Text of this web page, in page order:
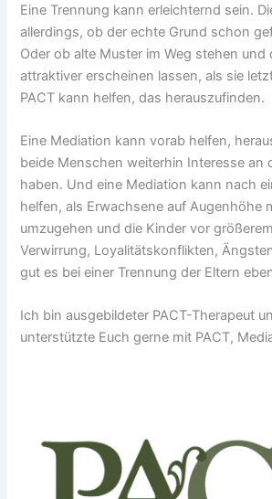
Eine Trennung kann erleichternd sein.
allerdings, ob der echte Grund schon
Oder ob alte Muster im Weg stehen und
attraktiver erscheinen lassen, als sie
PACT kann helfen, das herauszufinden.
Eine Mediation kann vorab helfen,
beide Menschen weiterhin Interesse an
haben. Und eine Mediation kann nach
helfen, als Erwachsene auf Augenhöhe
umzugehen und die Kinder vor
Verwirrung, Loyalitätskonflikten,
gut es bei einer Trennung der Eltern
Ich bin ausgebildeter PACT-Therapeut
unterstützte Euch gerne mit PACT,